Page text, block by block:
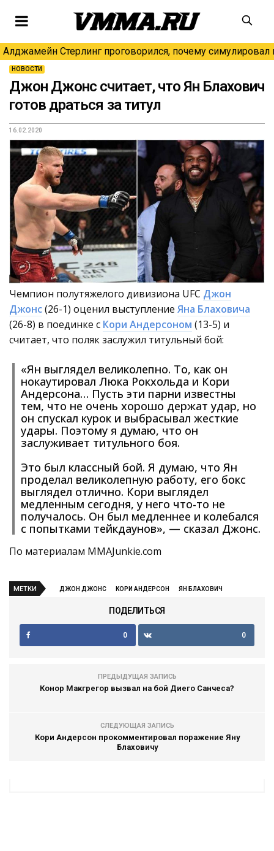
Алджамейн Стерлинг проговорился, почему симулировал
НОВОСТИ
Джон Джонс считает, что Ян Блахович
готов драться за титул
16.02.2020
Чемпион полутяжелого дивизиона UFC Джон
Джонс(26-1) оценил выступление Яна Блаховича
(26-8) в поединке с Кори Андерсоном (13-5) и
считает, что поляк заслужил титульный бой:
«Ян выглядел великолепно. То, как он
нокаутировал Люка Рокхольда и Кори
Андерсона… Пусть эти парни известны
тем, что не очень хорошо держат удар, но
он спускал курок и выбрасывал жесткие
удары. Поэтому я думаю, что он
заслуживает титульного боя.
Это был классный бой. Я думаю, что Ян
проделал великолепную работу, его бокс
выглядел отлично. Кори выглядел
медленным сегодня, у него что-то не
получалось. Он был медленнее и колебался
с попытками тейкдаунов», — сказал Джонс.
По материалам MMAJunkie.com
МЕТКИ ДЖОН ДЖОНС КОРИ АНДЕРСОН ЯН БЛАХОВИЧ
ПОДЕЛИТЬСЯ
0 0
ПРЕДЫДУЩАЯ ЗАПИСЬ
Конор Макгрегор вызвал на бой Диего Санчеса?
СЛЕДУЮЩАЯ ЗАПИСЬ
Кори Андерсон прокомментировал поражение Яну
Блаховичу